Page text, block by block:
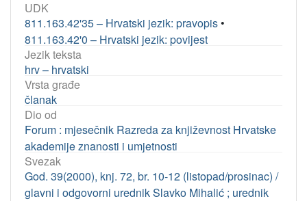
UDK
811.163.42'35 – Hrvatski jezik: pravopis •
811.163.42'0 – Hrvatski jezik: povijest
Jezik teksta
hrv – hrvatski
Vrsta građe
članak
Dio od
Forum : mjesečnik Razreda za književnost Hrvatske
akademije znanosti i umjetnosti
Svezak
God. 39(2000), knj. 72, br. 10-12 (listopad/prosinac) /
glavni i odgovorni urednik Slavko Mihalić ; urednik